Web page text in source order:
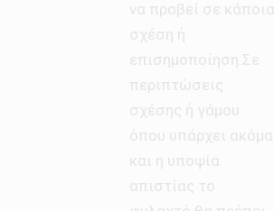
να προβεί σε κάποια
σχέση ή
επισημοποίηση.Σε
περιπτώσεις
σχέσης ή γάμου
όπου υπάρχει ακόμα
και η υποψία
απιστίας το